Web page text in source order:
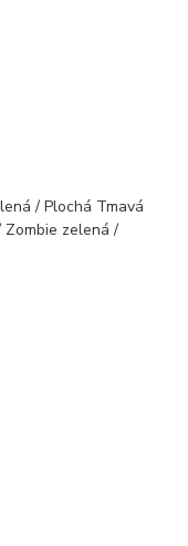
/ Plochá Tmavá
Zombie zelená /